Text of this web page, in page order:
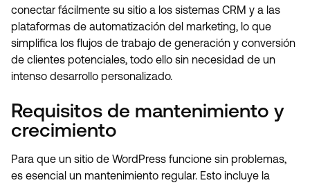
conectar fácilmente su sitio a los sistemas CRM y a las
plataformas de automatización del marketing, lo que
simplifica los flujos de trabajo de generación y conversión
de clientes potenciales, todo ello sin necesidad de un
intenso desarrollo personalizado.
Requisitos de mantenimiento y
crecimiento
Para que un sitio de WordPress funcione sin problemas,
es esencial un mantenimiento regular. Esto incluye la